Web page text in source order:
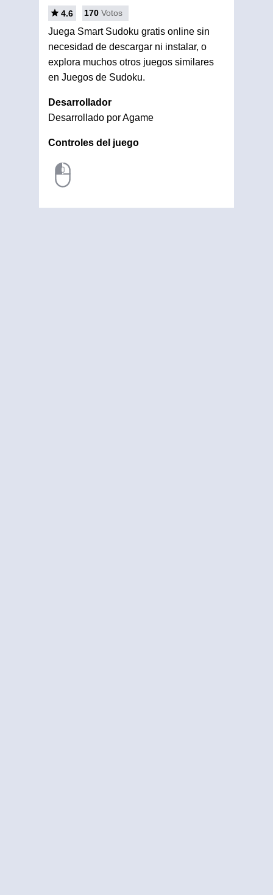
4.6 170 Votos
Juega Smart Sudoku gratis online sin
necesidad de descargar ni instalar, o
explora muchos otros juegos similares
en Juegos de Sudoku.
Desarrollador
Desarrollado por Agame
Controles del juego